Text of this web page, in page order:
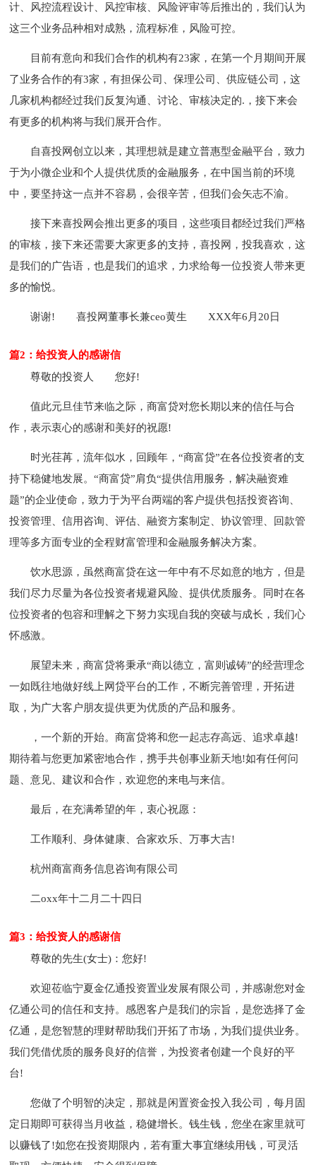
计、风控流程设计、风控审核、风险评审等后推出的，我们认为
这三个业务品种相对成熟，流程标准，风险可控。
目前有意向和我们合作的机构有23家，在第一个月期间开展
了业务合作的有3家，有担保公司、保理公司、供应链公司，这
几家机构都经过我们反复沟通、讨论、审核决定的.，接下来会
有更多的机构将与我们展开合作。
自喜投网创立以来，其理想就是建立普惠型金融平台，致力
于为小微企业和个人提供优质的金融服务，在中国当前的环境
中，要坚持这一点并不容易，会很辛苦，但我们会矢志不渝。
接下来喜投网会推出更多的项目，这些项目都经过我们严格
的审核，接下来还需要大家更多的支持，喜投网，投我喜欢，这
是我们的广告语，也是我们的追求，力求给每一位投资人带来更
多的愉悦。
谢谢! 喜投网董事长兼ceo黄生 XXX年6月20日
篇2：给投资人的感谢信
尊敬的投资人
您好!
值此元旦佳节来临之际，商富贷对您长期以来的信任与合
作，表示衷心的感谢和美好的祝愿!
时光荏苒，流年似水，回顾年，“商富贷”在各位投资者的支
持下稳健地发展。“商富贷”肩负“提供信用服务，解决融资难
题”的企业使命，致力于为平台两端的客户提供包括投资咨询、
投资管理、信用咨询、评估、融资方案制定、协议管理、回款管
理等多方面专业的全程财富管理和金融服务解决方案。
饮水思源，虽然商富贷在这一年中有不尽如意的地方，但是
我们尽力尽量为各位投资者规避风险、提供优质服务。同时在各
位投资者的包容和理解之下努力实现自我的突破与成长，我们心
怀感激。
展望未来，商富贷将秉承“商以德立，富则诚铸”的经营理念
一如既往地做好线上网贷平台的工作，不断完善管理，开拓进
取，为广大客户朋友提供更为优质的产品和服务。
，一个新的开始。商富贷将和您一起志存高远、追求卓越!
期待着与您更加紧密地合作，携手共创事业新天地!如有任何问
题、意见、建议和合作，欢迎您的来电与来信。
最后，在充满希望的年，衷心祝愿：
工作顺利、身体健康、合家欢乐、万事大吉!
杭州商富商务信息咨询有限公司
二oxx年十二月二十四日
篇3：给投资人的感谢信
尊敬的先生(女士)：您好!
欢迎莅临宁夏金亿通投资置业发展有限公司，并感谢您对金
亿通公司的信任和支持。感恩客户是我们的宗旨，是您选择了金
亿通，是您智慧的理财帮助我们开拓了市场，为我们提供业务。
我们凭借优质的服务良好的信誉，为投资者创建一个良好的平
台!
您做了个明智的决定，那就是闲置资金投入我公司，每月固
定日期即可获得当月收益，稳健增长。钱生钱，您坐在家里就可
以赚钱了!如您在投资期限内，若有重大事宜继续用钱，可灵活